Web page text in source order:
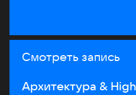
Смотреть запись
Архитектура &